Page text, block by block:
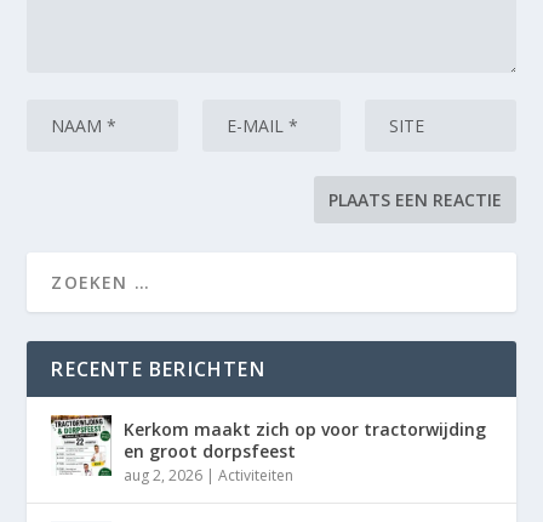
RECENTE BERICHTEN
Kerkom maakt zich op voor tractorwijding
en groot dorpsfeest
aug 2, 2026 |Activiteiten